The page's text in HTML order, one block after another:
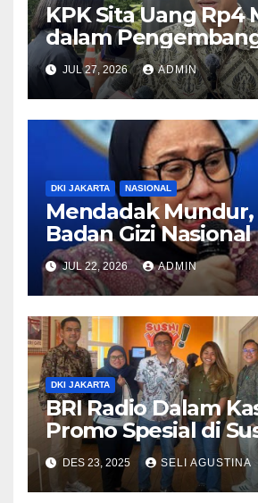
KPK Sita Uang Rp4
dalam
Kasus Dugaan
Rejang Lebong
JUL 27, 2026 ADMIN
DKI JAKARTA NASIONAL
Mendadak Mundur,
Badan Gizi Nasional
Deyang Pamit
Pengobatan
JUL 22, 2026 ADMIN
DKI JAKARTA
BRI Radio Dalam
Promo Spesial di
DES 23, 2025 SELI AGUSTINA